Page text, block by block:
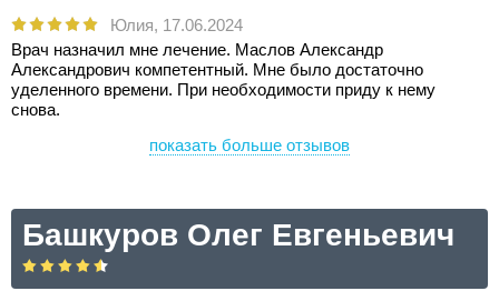
Юлия, 17.06.2024
Врач назначил мне лечение. Маслов Александр
Александрович компетентный. Мне было достаточно
уделенного времени. При необходимости приду к нему
снова.
показать больше отзывов
Башкуров Олег Евгеньевич